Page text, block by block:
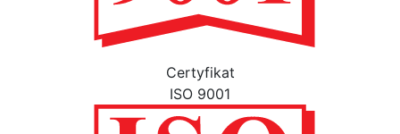
Certyfikat
ISO 9001